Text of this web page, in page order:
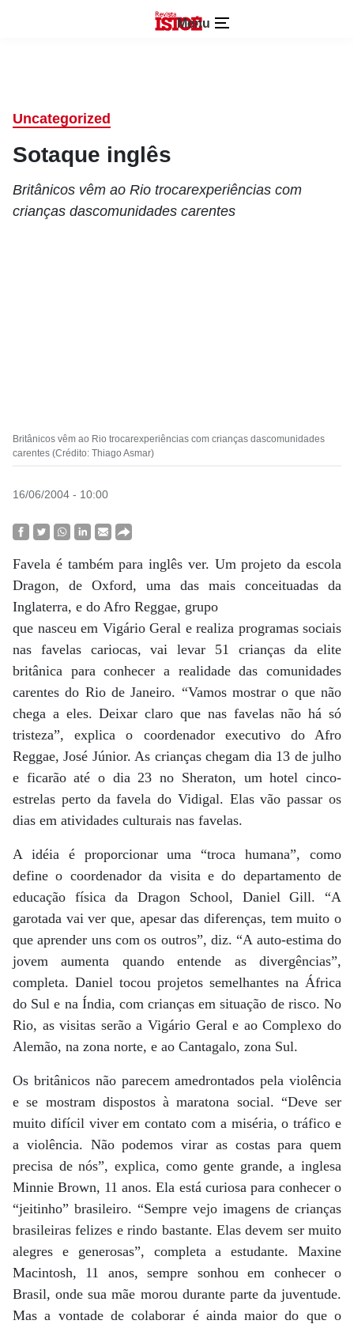
Menu
Uncategorized
Sotaque inglês
Britânicos vêm ao Rio trocarexperiências com
crianças dascomunidades carentes
Britânicos vêm ao Rio trocarexperiências com crianças dascomunidades
carentes (Crédito: Thiago Asmar)
16/06/2004 - 10:00
Favela é também para inglês ver. Um projeto da escola
Dragon, de Oxford, uma das mais conceituadas da
Inglaterra, e do Afro Reggae, grupo
que nasceu em Vigário Geral e realiza programas sociais
nas favelas cariocas, vai levar 51 crianças da elite
britânica para conhecer a realidade das comunidades
carentes do Rio de Janeiro. “Vamos mostrar o que não
chega a eles. Deixar claro que nas favelas não há só
tristeza”, explica o coordenador executivo do Afro
Reggae, José Júnior. As crianças chegam dia 13 de julho
e ficarão até o dia 23 no Sheraton, um hotel cinco-
estrelas perto da favela do Vidigal. Elas vão passar os
dias em atividades culturais nas favelas.
A idéia é proporcionar uma “troca humana”, como
define o coordenador da visita e do departamento de
educação física da Dragon School, Daniel Gill. “A
garotada vai ver que, apesar das diferenças, tem muito o
que aprender uns com os outros”, diz. “A auto-estima do
jovem aumenta quando entende as divergências”,
completa. Daniel tocou projetos semelhantes na África
do Sul e na Índia, com crianças em situação de risco. No
Rio, as visitas serão a Vigário Geral e ao Complexo do
Alemão, na zona norte, e ao Cantagalo, zona Sul.
Os britânicos não parecem amedrontados pela violência
e se mostram dispostos à maratona social. “Deve ser
muito difícil viver em contato com a miséria, o tráfico e
a violência. Não podemos virar as costas para quem
precisa de nós”, explica, como gente grande, a inglesa
Minnie Brown, 11 anos. Ela está curiosa para conhecer o
“jeitinho” brasileiro. “Sempre vejo imagens de crianças
brasileiras felizes e rindo bastante. Elas devem ser muito
alegres e generosas”, completa a estudante. Maxine
Macintosh, 11 anos, sempre sonhou em conhecer o
Brasil, onde sua mãe morou durante parte da juventude.
Mas a vontade de colaborar é ainda maior do que o